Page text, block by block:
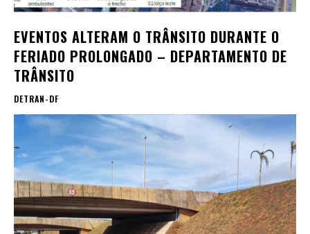
EVENTOS ALTERAM O TRÂNSITO DURANTE O
FERIADO PROLONGADO – DEPARTAMENTO DE
TRÂNSITO
DETRAN-DF